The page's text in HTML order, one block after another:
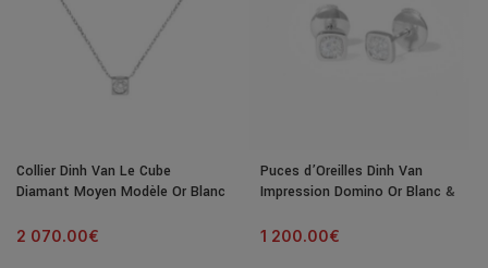
Collier Dinh Van Le Cube
Diamant Moyen Modèle Or Blanc
2 070.00€
Puces d’Oreilles Dinh Van
Impression Domino Or Blanc &
1 200.00€